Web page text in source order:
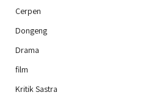
Cerpen
Dongeng
Drama
film
Kritik Sastra